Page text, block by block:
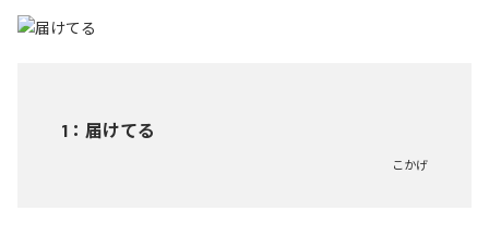
1 ： 届けてる
こかげ